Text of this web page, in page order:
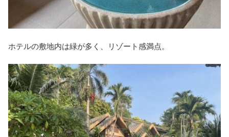
ホテルの敷地内は緑が多く、リゾート感満点。